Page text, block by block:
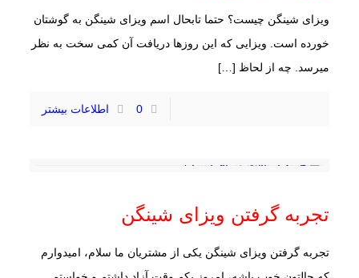
ویزای شینگن چیست؟ حتما تابحال اسم ویزای شینگن به گوشتان
خورده است. ویزایی که این روزها دریافت آن کمی سخت به نظر
میرسد. چه از لحاظ […]
0 اطلاعات بیشتر
تجربه گرفتن ویزای شینگن
تجربه گرفتن ویزای شینگن یکی از مشتریان ما سلام، امیدوارم